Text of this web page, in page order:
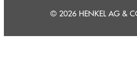
© 2026 HENKEL AG &